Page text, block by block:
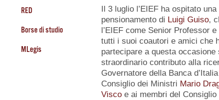
RED
Borse di studio
MLegis
Il 3 luglio l’EIEF ha ospitato una
pensionamento di Luigi Guiso,
l’EIEF come Senior Professor
tutti i suoi coautori e amici che
partecipare a questa
straordinario contributo alla
Governatore della Banca
Consiglio dei Ministri Mario
Viscoe ai membri del Consiglio